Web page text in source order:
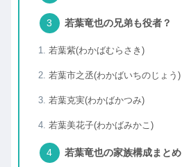
若葉竜也の兄弟も役者？
若葉紫(わかばむらさき)
若葉市之丞(わかばいちのじょう)
若葉克実(わかばかつみ)
若葉美花子(わかばみかこ)
若葉竜也の家族構成まとめ